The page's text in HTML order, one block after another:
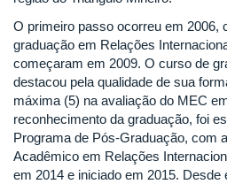
O primeiro passo ocorreu em 2006,
graduação em Relações
começaram em 2009. O curso de
destacou pela qualidade de sua
máxima (5) na avaliação do MEC
reconhecimento da graduação, foi
Programa de Pós-Graduação, com
Acadêmico em Relações
em 2014 e iniciado em 2015.